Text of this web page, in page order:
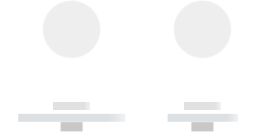
------------
----------- ----------- -----------
------------
----------- -----------